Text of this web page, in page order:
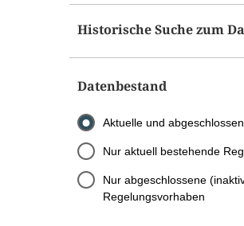
Historische Suche zum
Datenbestand
Aktuelle und
Nur aktuell bestehende
Nur abgeschlossene
Regelungsvorhaben